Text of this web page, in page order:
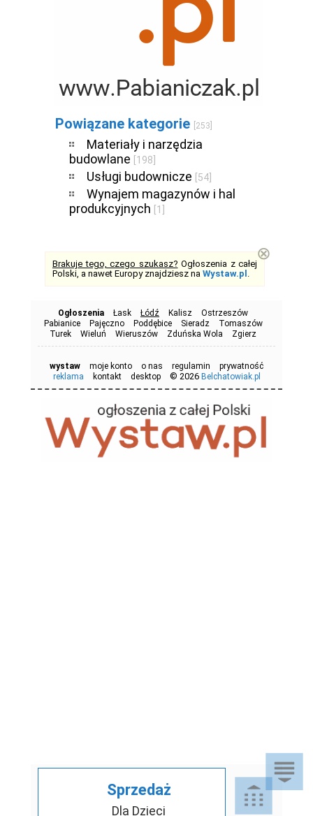
Powiązane kategorie [253]
Materiały i narzędzia
budowlane
[198]
Usługi budownicze [54]
Wynajem magazynów i hal
produkcyjnych
[1]
Brakuje tego, czego szukasz? Ogłoszenia z całej
Polski, a nawet Europy znajdziesz na Wystaw.pl .
⊗
Ogłoszenia Łask Łódź Kalisz
Ostrzeszów
Pabianice
Pajęczno Poddębice Sieradz
Tomaszów
Turek
Wieluń Wieruszów Zduńska Wola Zgierz
wystaw moje konto o nas regulamin
prywatność
reklama
kontakt desktop © 2026 Belchatowiak.pl
Sprzedaż
Dla Dzieci